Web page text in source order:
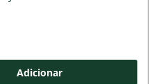
Adicionar